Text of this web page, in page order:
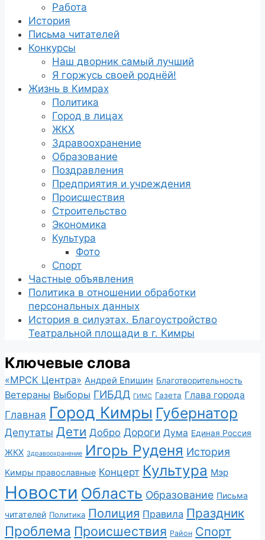
Работа
История
Письма читателей
Конкурсы
Наш дворник самый лучший
Я горжусь своей роднёй!
Жизнь в Кимрах
Политика
Город в лицах
ЖКХ
Здравоохранение
Образование
Поздравления
Предприятия и учреждения
Происшествия
Строительство
Экономика
Культура
Фото
Спорт
Частные объявления
Политика в отношении обработки
персональных данных
История в силуэтах. Благоустройство
Театральной площади в г. Кимры
Ключевые слова
«МРСК Центра» Андрей Епишин Благотворительность
Ветераны Выборы ГИБДД ГИМС Газета Глава города
Главная Город Кимры Губернатор
Депутаты Дети Добро Дороги Дума Единая Россия
ЖКХ Здравоохранение Игорь Руденя История
Кимры православные Концерт Культура Мэр
Новости Область Образование Письма
читателей Политика Полиция Правила Праздник
Проблема Происшествия Район Спорт